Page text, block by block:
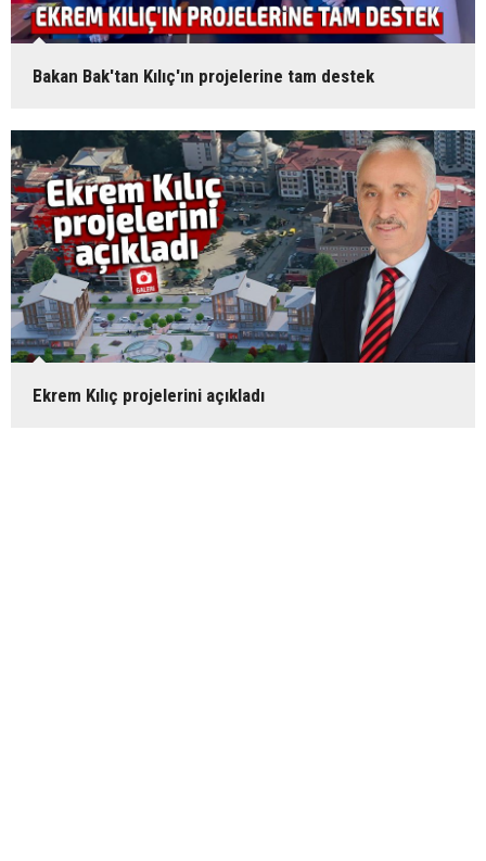
Bakan Bak'tan Kılıç'ın projelerine tam destek
Ekrem Kılıç projelerini açıkladı